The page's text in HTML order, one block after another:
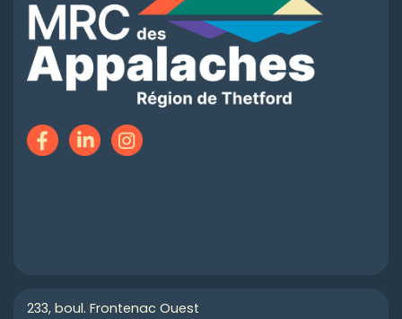
233, boul. Frontenac Ouest